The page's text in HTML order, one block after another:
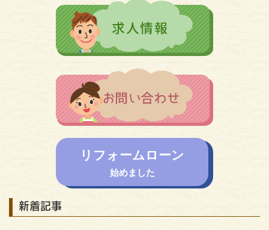
リフォームローン
始めました
新着記事